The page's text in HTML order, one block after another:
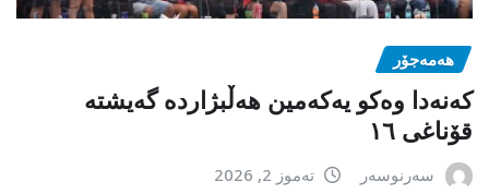
هەمەجۆر
کەنەدا وەکو یەکەمین ھەڵبژاردە گەیشتە
قۆناغی ١٦
سەرنوسەر تەموز 2, 2026